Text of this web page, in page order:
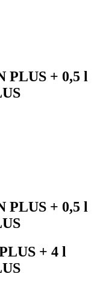
PLUS + 0,5 l
PLUS + 0,5 l
+ 4 l